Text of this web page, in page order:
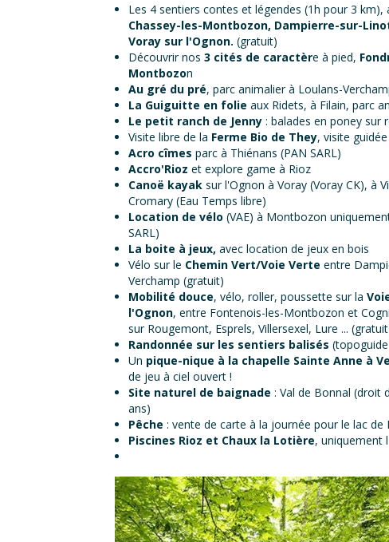
Les 4 sentiers contes et légendes (1h pour 3
Chassey-les-Montbozon, Dampierre-sur-
Voray sur l'Ognon. (gratuit)
Découvrir nos 3 cités de caractère à pied,
Montbozon
Au gré du pré, parc animalier à Loulans-
La Guiguitte en folie aux Ridets, à Filain, parc
Le petit ranch de Jenny: balades en poney sur
Visite libre de la Ferme Bio de They, visite
Acro cîmes parc à Thiénans (PAN SARL)
Accro'Rioz et explore game à Rioz
Canoë kayaksur l'Ognon à Voray (Voray CK), à
Cromary (Eau Temps libre)
Location de vélo (VAE) à Montbozon
SARL)
La boite à jeux, avec location de jeux en bois
Vélo sur le Chemin Vert/Voie Verte entre
Verchamp (gratuit)
Mobilité douce, vélo, roller, poussette sur la
l'Ognon, entre Fontenois-les-Montbozon et
sur Rougemont, Esprels, Villersexel, Lure ...
Randonnée sur les sentiers balisés
Un pique-nique à la chapelle Sainte Anne à
de jeu à ciel ouvert !
Site naturel de baignade : Val de Bonnal (droit
ans)
Pêche : vente de carte à la journée pour le lac de
Piscines Rioz et Chaux la Lotière, uniquement